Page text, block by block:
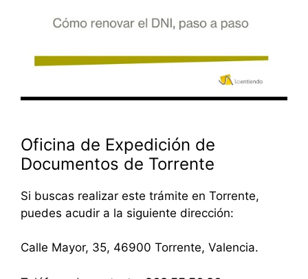
Oficina de Expedición de
Documentos de Torrente
Si buscas realizar este trámite en Torrente,
puedes acudir a la siguiente dirección:
Calle Mayor, 35, 46900 Torrente, Valencia.